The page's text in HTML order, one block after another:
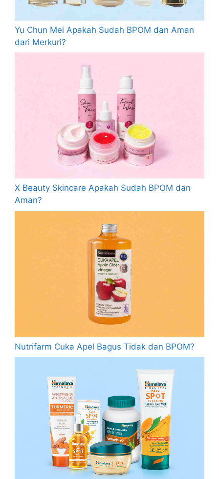
Yu Chun Mei Apakah Sudah BPOM dan Aman
dari Merkuri?
X Beauty Skincare Apakah Sudah BPOM dan
Aman?
Nutrifarm Cuka Apel Bagus Tidak dan BPOM?